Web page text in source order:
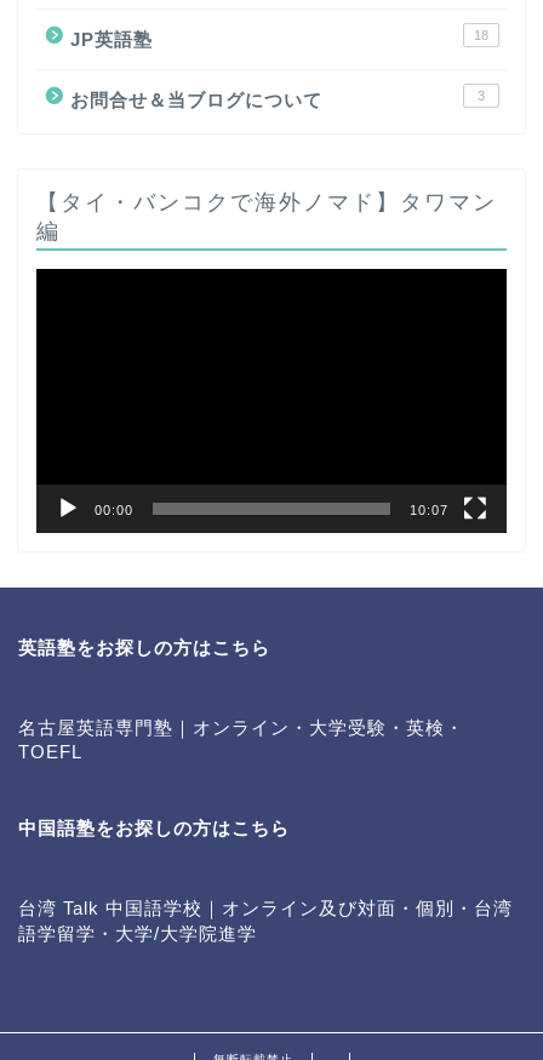
JP英語塾 18
お問合せ＆当ブログについて 3
【タイ・バンコクで海外ノマド】タワマン
編
00:00 10:07
英語塾をお探しの方はこちら
名古屋英語専門塾｜オンライン・大学受験・英検・
TOEFL
中国語塾をお探しの方はこちら
台湾 Talk 中国語学校｜オンライン及び対面・個別・台湾
語学留学・大学/大学院進学